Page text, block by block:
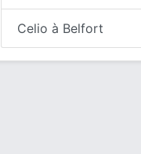
Celio à Belfort